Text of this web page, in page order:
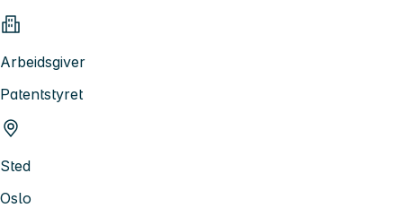
Arbeidsgiver
Patentstyret
Sted
Oslo